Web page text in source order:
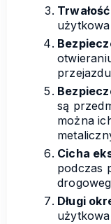
są
można
Cicha
podczas
Długi